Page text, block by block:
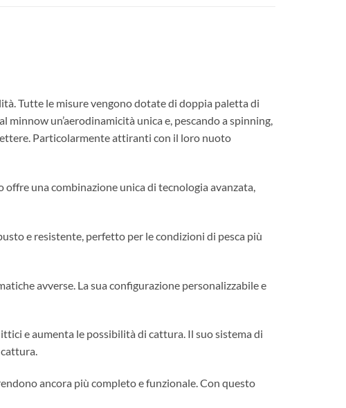
Tutte le misure vengono dotate di doppia paletta di
un’aerodinamicità unica e, pescando a spinning,
Particolarmente attiranti con il loro nuoto
una combinazione unica di tecnologia avanzata,
e resistente, perfetto per le condizioni di pesca più
avverse. La sua configurazione personalizzabile e
e aumenta le possibilità di cattura. Il suo sistema di
ancora più completo e funzionale. Con questo